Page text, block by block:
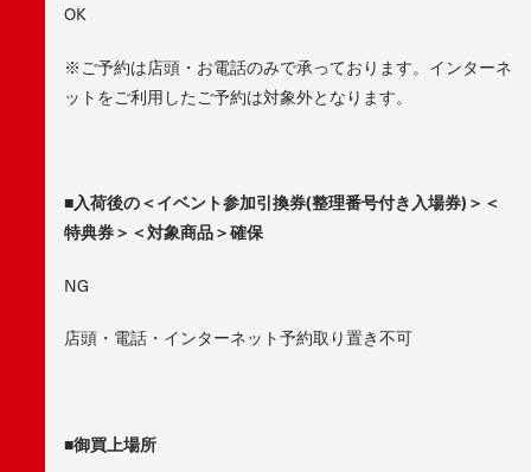
OK
※ご予約は店頭・お電話のみで承っております。インターネ
ットをご利用したご予約は対象外となります。
■入荷後の＜イベント参加引換券(整理番号付き入場券)＞＜
特典券＞＜対象商品＞確保
NG
店頭・電話・インターネット予約取り置き不可
■御買上場所